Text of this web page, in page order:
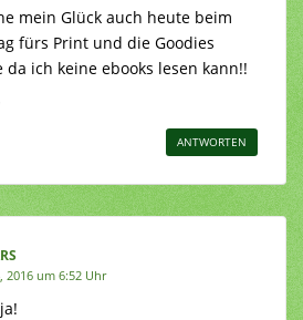
mein Glück auch heute beim
fürs Print und die Goodies
da ich keine ebooks lesen kann!!
ANTWORTEN
2016 um 6:52 Uhr